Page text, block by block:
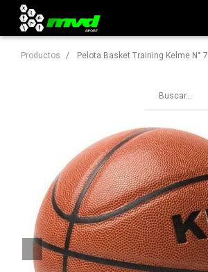
Productos Pelota Basket Training Kelme N° 7